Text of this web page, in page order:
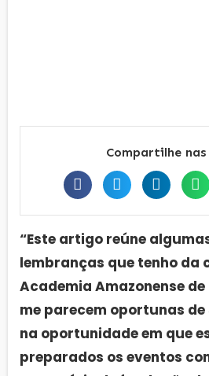
Compartilhe nas
“Este artigo reúne
lembranças que tenho da
Academia Amazonense
me parecem oportunas
na oportunidade em que
preparados os eventos